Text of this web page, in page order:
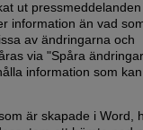
ut
information än vad
av ändringarna och
via "Spåra
information som
är skapade i Word,